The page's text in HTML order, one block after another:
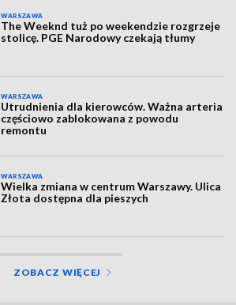
WARSZAWA
The Weeknd tuż po weekendzie rozgrzeje
stolicę. PGE Narodowy czekają tłumy
WARSZAWA
Utrudnienia dla kierowców. Ważna arteria
częściowo zablokowana z powodu
remontu
WARSZAWA
Wielka zmiana w centrum Warszawy. Ulica
Złota dostępna dla pieszych
ZOBACZ WIĘCEJ